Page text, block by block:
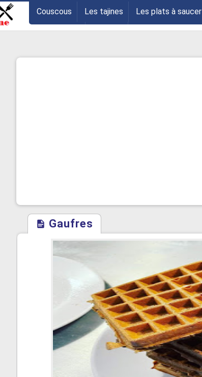
Couscous Les tajines Les plats à saucer
Les entrées Astuces
Gaufres